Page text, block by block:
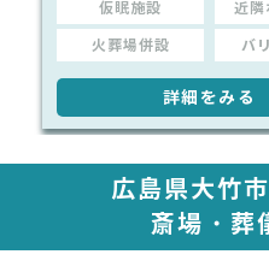
仮眠施設 近隣
火葬場併設 バ
詳細をみる
広島県大竹
斎場・葬